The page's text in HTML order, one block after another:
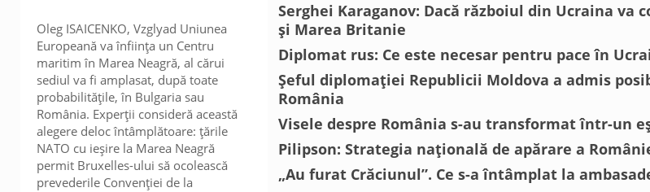
Oleg ISAICENKO, Vzglyad Uniunea
Europeană va înființa un Centru
maritim în Marea Neagră, al cărui
sediul va fi amplasat, după toate
probabilitățile, în Bulgaria sau
România. Experții consideră această
alegere deloc întâmplătoare: țările
NATO cu ieșire la Marea Neagră
permit Bruxelles-ului să ocolească
prevederile Convenției de la
Serghei Karaganov: Dacă războiul din Ucraina
și Marea Britanie
Diplomat rus: Ce este necesar pentru pace în
Șeful diplomației Republicii Moldova a admis
România
Visele despre România s-au transformat într-un
Pilipson: Strategia națională de apărare a
„Au furat Crăciunul”. Ce s-a întâmplat la